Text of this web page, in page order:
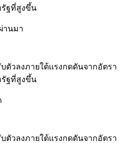
ฐที่สูงขึ้น
านมา
ตัวลงภายใต้แรงกดดันจากอัตรา
ฐที่สูงขึ้น
ตัวลงภายใต้แรงกดดันจากอัตรา